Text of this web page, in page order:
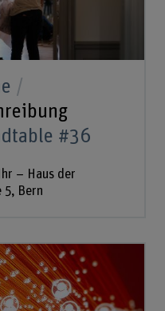
#36
– Haus der
5, Bern